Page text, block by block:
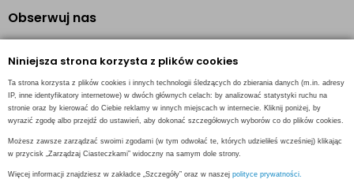
Niniejsza strona korzysta z plików cookies
Ta strona korzysta z plików cookies i innych technologii śledzących do zbierania danych (m.in. adresy
IP, inne identyfikatory internetowe) w dwóch głównych celach: by analizować statystyki ruchu na
stronie oraz by kierować do Ciebie reklamy w innych miejscach w internecie. Kliknij poniżej, by
wyrazić zgodę albo przejdź do ustawień, aby dokonać szczegółowych wyborów co do plików cookies.
Możesz zawsze zarządzać swoimi zgodami (w tym odwołać te, których udzieliłeś wcześniej) klikając
w przycisk „Zarządzaj Ciasteczkami” widoczny na samym dole strony.
Więcej informacji znajdziesz w zakładce „Szczegóły” oraz w naszej polityce prywatności.
Obserwuj nas
Instagram
INFORMACJE KONTAKTOWE